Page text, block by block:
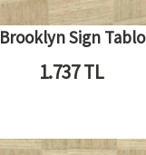
Brooklyn Sign Tablo
1.737TL